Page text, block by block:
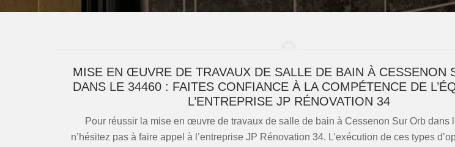
MISE EN ŒUVRE DE TRAVAUX DE SALLE DE BAIN À CESSENON
DANS LE 34460 : FAITES CONFIANCE À LA COMPÉTENCE DE
L’ENTREPRISE JP RÉNOVATION 34
Pour réussir la mise en œuvre de travaux de salle de bain à Cessenon Sur Orb dans
n’hésitez pas à faire appel à l’entreprise JP Rénovation 34. L’exécution de ces types